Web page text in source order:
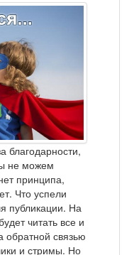
благодарности,
не можем
принципа,
Что успели
публикации. На
читать все и
обратной связью
и стримы. Но